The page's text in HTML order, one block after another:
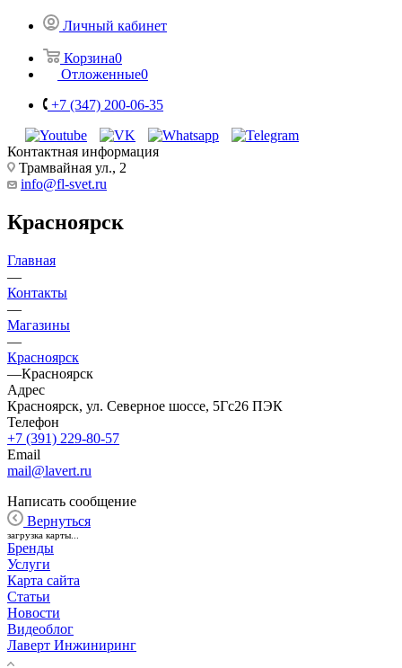
Личный кабинет
Корзина0
Отложенные0
+7 (347) 200-06-35
Контактная информация
Трамвайная ул., 2
info@fl-svet.ru
Красноярск
Главная
—
Контакты
—
Магазины
—
Красноярск
—Красноярск
Адрес
Красноярск, ул. Северное шоссе, 5Гс26 ПЭК
Телефон
+7 (391) 229-80-57
Email
mail@lavert.ru
Написать сообщение
Вернуться
загрузка карты...
Бренды
Услуги
Карта сайта
Статьи
Новости
Видеоблог
Лаверт Инжиниринг